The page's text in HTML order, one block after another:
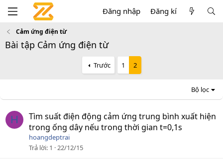
Đăng nhập Đăng kí
Cảm ứng điện từ
Bài tập Cảm ứng điện từ
Trước 1 2
Bộ lọc
H
Tìm suất điện động cảm ứng trung bình xuất hiện
trong ống dây nếu trong thời gian t=0,1s
hoangdeptrai
Trả lời 1 22/12/15